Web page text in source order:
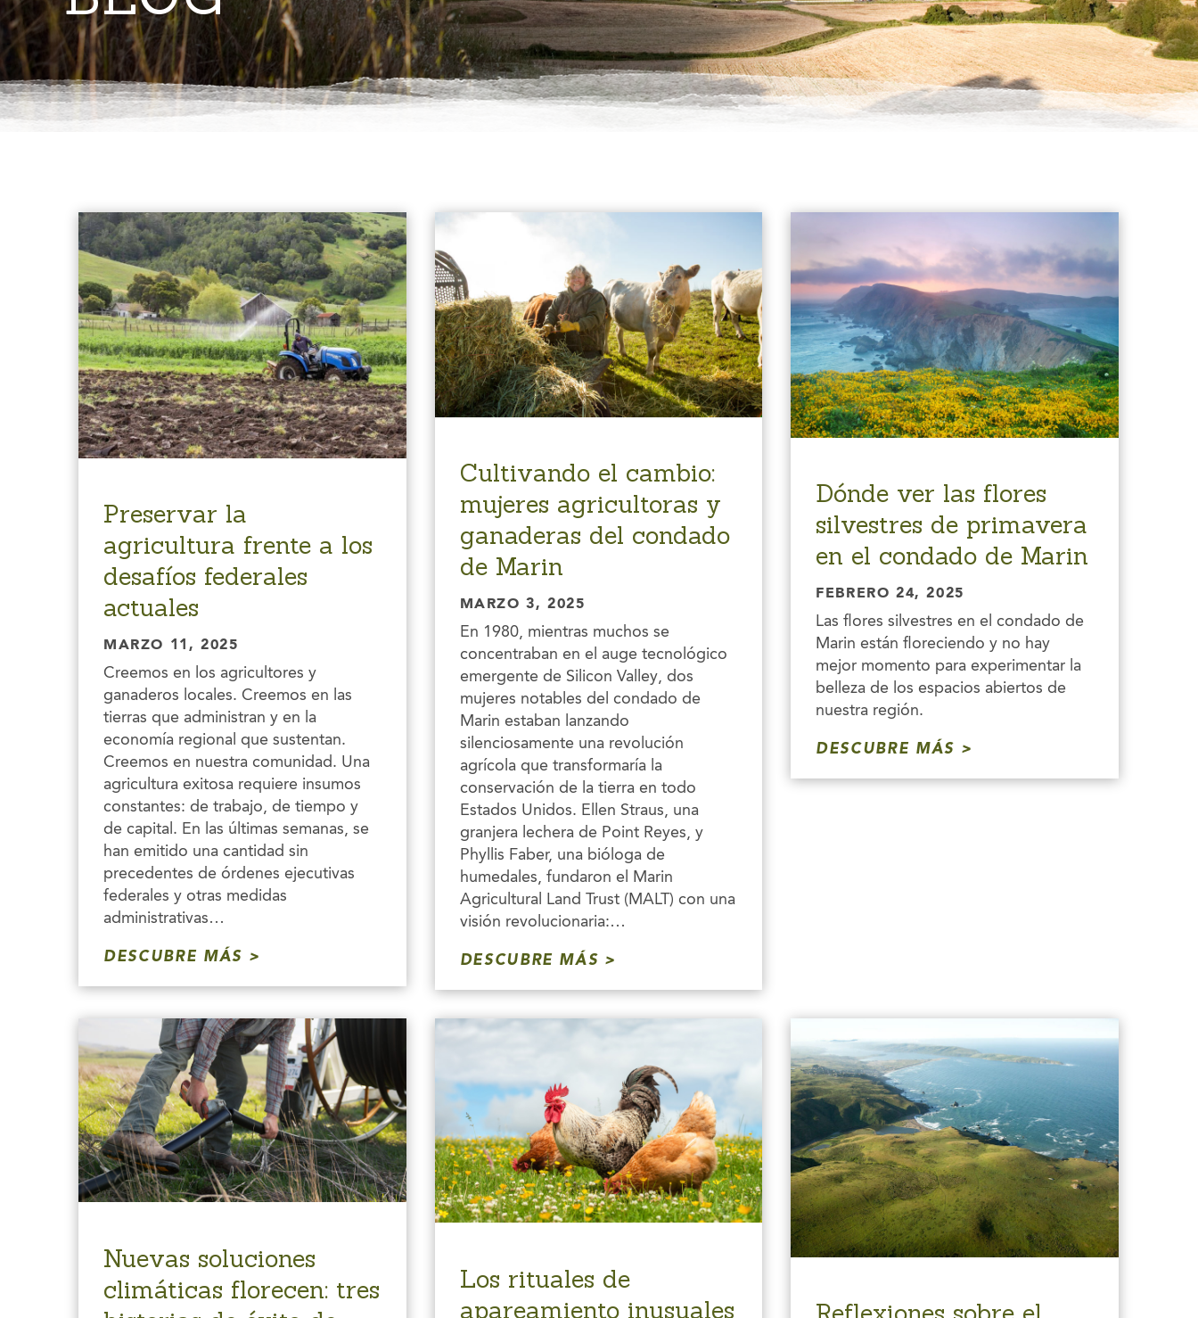
Preservar la
agricultura frente a los
desafíos federales
actuales
MARZO 11, 2025
Creemos en los agricultores y
ganaderos locales. Creemos en las
tierras que administran y en la
economía regional que sustentan.
Creemos en nuestra comunidad. Una
agricultura exitosa requiere insumos
constantes: de trabajo, de tiempo y
de capital. En las últimas semanas, se
han emitido una cantidad sin
precedentes de órdenes ejecutivas
federales y otras medidas
administrativas…
DESCUBRE MÁS
Cultivando el cambio:
mujeres agricultoras y
ganaderas del condado
de Marin
MARZO 3, 2025
En 1980, mientras muchos se
concentraban en el auge tecnológico
emergente de Silicon Valley, dos
mujeres notables del condado de
Marin estaban lanzando
silenciosamente una revolución
agrícola que transformaría la
conservación de la tierra en todo
Estados Unidos. Ellen Straus, una
granjera lechera de Point Reyes, y
Phyllis Faber, una bióloga de
humedales, fundaron el Marin
Agricultural Land Trust (MALT) con una
visión revolucionaria:…
DESCUBRE MÁS
Dónde ver las flores
silvestres de primavera
en el condado de Marin
FEBRERO 24, 2025
Las flores silvestres en el condado de
Marin están floreciendo y no hay
mejor momento para experimentar la
belleza de los espacios abiertos de
nuestra región.
DESCUBRE MÁS
Nuevas soluciones
climáticas florecen: tres
Los rituales de
apareamiento inusuales